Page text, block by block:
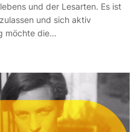
und der Lesarten. Es ist
und sich aktiv
möchte die…